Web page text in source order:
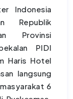
Indonesia
Republik
Provinsi
PIDI
Haris Hotel
langsung
6